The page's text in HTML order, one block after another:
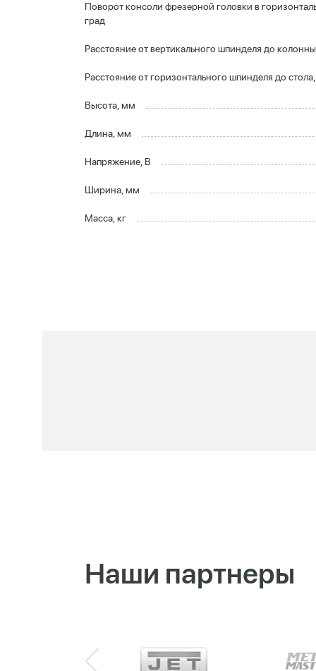
Поворот консоли фрезерной головки в
град
Расстояние от вертикального шпинделя до
Расстояние от горизонтального шпинделя до
Высота, мм
Длина, мм
Напряжение, В
Ширина, мм
Масса, кг
Наши партнеры